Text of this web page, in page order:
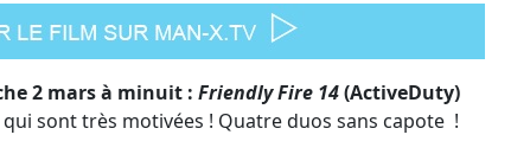
une nouvelle recrue enthousiaste, les ficelles du métier !
:Friendly Fire 14/ ActiveDuty